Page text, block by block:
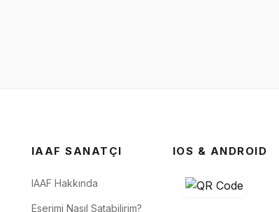
IAAF SANATÇI
IAAF Hakkında
Eserimi Nasıl Satabilirim?
IOS & ANDROID